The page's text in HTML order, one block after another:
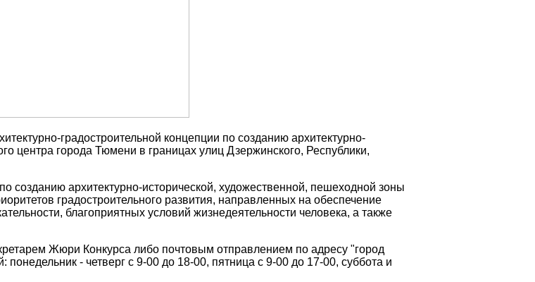
градостроительной концепции по созданию архитектурно-
центра города Тюмени в границах улиц Дзержинского, Республики,
созданию архитектурно-исторической, художественной, пешеходной зоны
градостроительного развития, направленных на обеспечение
благоприятных условий жизнедеятельности человека, а также
Жюри Конкурса либо почтовым отправлением по адресу "город
- четверг с 9-00 до 18-00, пятница с 9-00 до 17-00, суббота и